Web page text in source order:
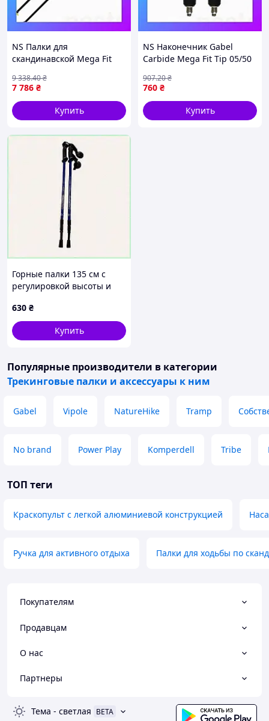
NS Палки для
скандинавской Mega Fit
Vario Carbon +200 GR
(SW20 04) Nes22/Q
7 786 ₴
9 338.40₴
Купить
NS Наконечник Gabel
Carbide Mega Fit Tip 05/50
760 ₴
907.20₴
Купить
Горные палки 135 см с
регулировкой высоты и
630 ₴
Купить
Популярные производители в категории
Трекинговые палки и аксессуары к ним
Gabel Vipole NatureHike Tramp
No brand Power Play Komperdell Tribe
ТОП теги
Краскопульт с легкой алюминиевой конструкцией
Ручка для активного отдыха Палки для ходьбы по
Покупателям
Продавцам
О нас
Партнеры
Тема - светлая BETA